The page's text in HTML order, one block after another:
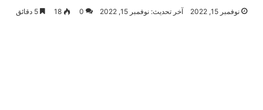
نوفمبر 15, 2022 آخر تحديث: نوفمبر 15, 2022 0
18